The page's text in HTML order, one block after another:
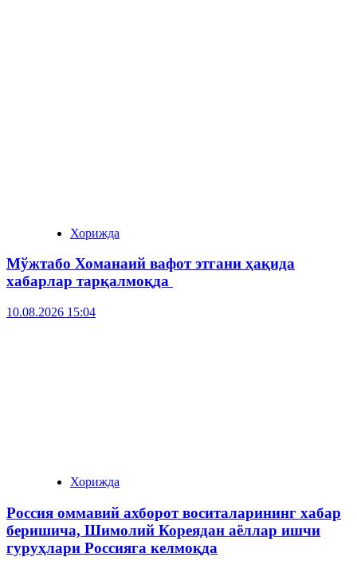
Хорижда
Мўжтабо Хоманаий вафот этгани ҳақида
хабарлар тарқалмоқда
10.08.2026 15:04
Хорижда
Россия оммавий ахборот воситаларининг хабар
беришича, Шимолий Кореядан аёллар ишчи
гуруҳлари Россияга келмоқда